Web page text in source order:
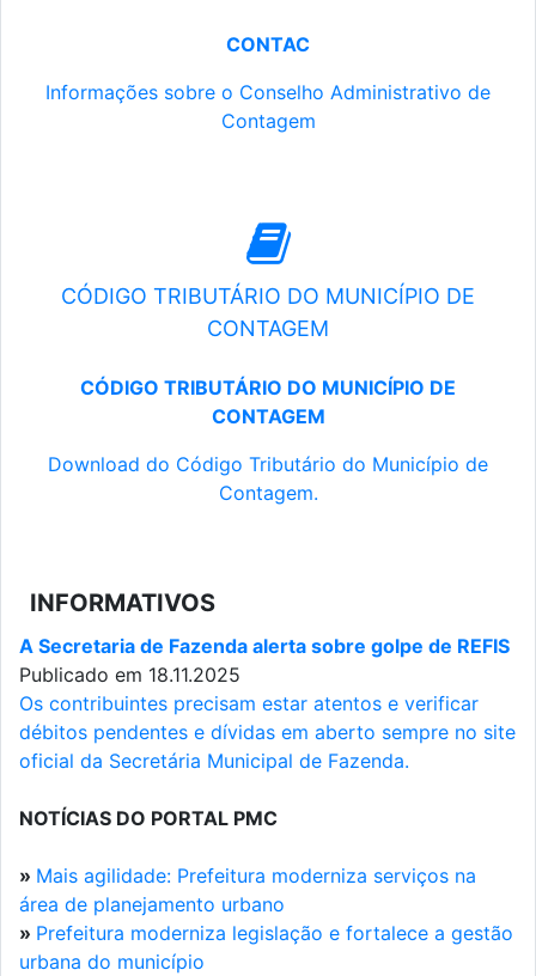
CONTAC
Informações sobre o Conselho Administrativo de
Contagem
CÓDIGO TRIBUTÁRIO DO MUNICÍPIO DE
CONTAGEM
CÓDIGO TRIBUTÁRIO DO MUNICÍPIO DE
CONTAGEM
Download do Código Tributário do Município de
Contagem.
INFORMATIVOS
A Secretaria de Fazenda alerta sobre golpe de REFIS
Publicado em 18.11.2025
Os contribuintes precisam estar atentos e verificar
débitos pendentes e dívidas em aberto sempre no site
oficial da Secretária Municipal de Fazenda.
NOTÍCIAS DO PORTAL PMC
» Mais agilidade: Prefeitura moderniza serviços na
área de planejamento urbano
» Prefeitura moderniza legislação e fortalece a gestão
urbana do município